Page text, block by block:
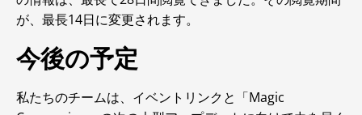
が、最長14日に変更されます。
今後の予定
私たちのチームは、イベントリンクと「Magic